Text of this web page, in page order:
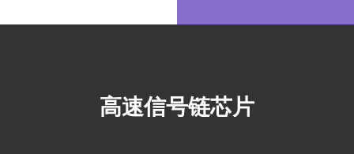
高速信号链芯片